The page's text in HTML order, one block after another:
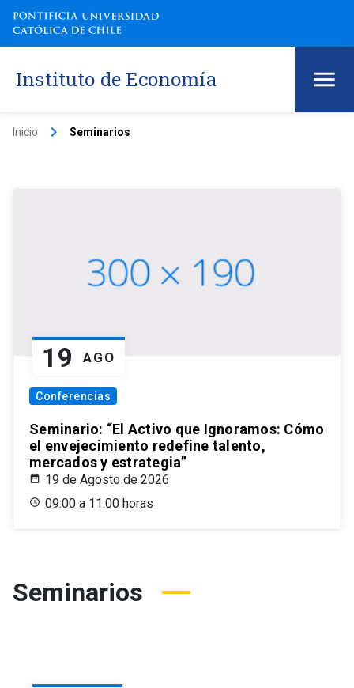
Instituto de Economía
Inicio keyboard_arrow_right Seminarios
19 AGO
Conferencias
Seminario: “El Activo que Ignoramos: Cómo
el envejecimiento redefine talento,
mercados y estrategia”
19 de Agosto de 2026
09:00 a 11:00 horas
Seminarios